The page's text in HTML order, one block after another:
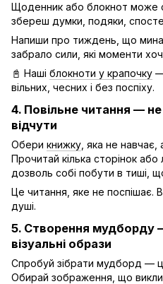
Щоденник або блокнот може
збереш думки, подяки,
Напиши про тиждень, що
забрало сили, які моменти
📓 Наші блокноти у крапочку —
вільних, чесних і без поспіху.
4. Повільне читання —
відчути
Обери книжку , яка не
Прочитай кілька сторінок
дозволь собі побути в тиші,
Це читання, яке не поспішає.
душі.
5. Створення мудборду
візуальні образи
Спробуй зібрати мудборд —
Обирай зображення, що